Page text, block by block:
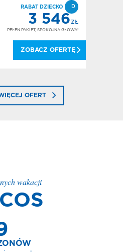
RABAT DZIECKO D
3 546ZŁ
PEŁEN PAKIET, SPOKOJNA GŁOWA!
ZOBACZ OFERTĘ
OFERT
wakacji